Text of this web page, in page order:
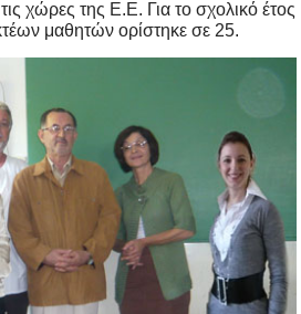
χώρες της Ε.Ε. Για το σχολικό έτος
μαθητών ορίστηκε σε 25.